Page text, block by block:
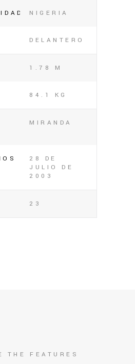
NIGERIA
DELANTERO
1.78 M
84.1 KG
MIRANDA
28 DE
JULIO DE
2003
23
THE FEATURES